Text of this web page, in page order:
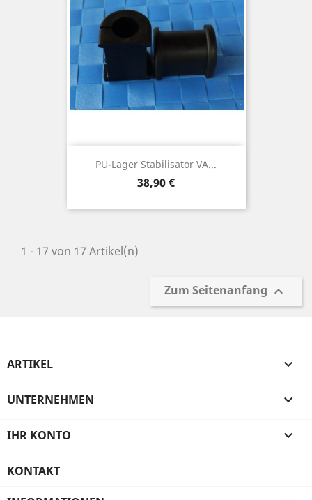
PU-Lager Stabilisator VA...
Preis
38,90 €
1 - 17 von 17 Artikel(n)
Zum Seitenanfang 
ARTIKEL 
UNTERNEHMEN 
IHR KONTO 
KONTAKT